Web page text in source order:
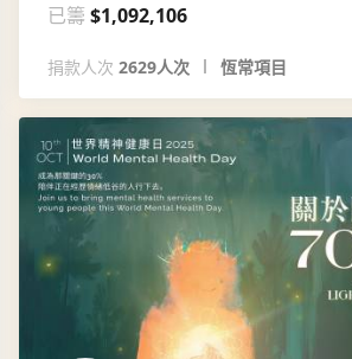
已籌 $1,092,106
捐款人次 2629人次 恆常項目